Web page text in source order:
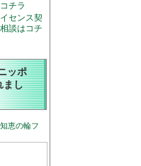
チラ
センス契
談はコチ
ッポ
まし
恵の輪フ